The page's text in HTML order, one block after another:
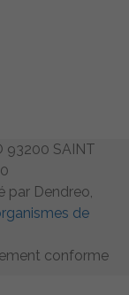
93200 SAINT
par Dendreo,
de
conforme